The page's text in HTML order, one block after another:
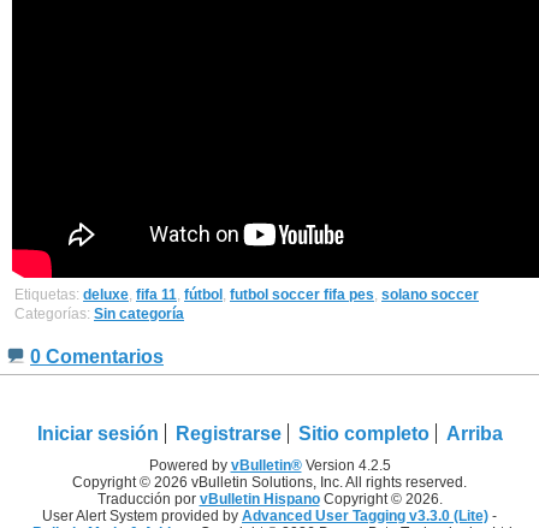
Etiquetas: deluxe, fifa 11, fútbol , futbol soccer fifa pes, solano soccer
Categorías: Sin categoría
0 Comentarios
Iniciar sesión Registrarse Sitio completo Arriba
Powered by vBulletin®Version 4.2.5
Copyright © 2026 vBulletin Solutions, Inc. All rights reserved.
Traducción por vBulletin HispanoCopyright © 2026.
User Alert System provided by Advanced User Tagging v3.3.0 (Lite) -